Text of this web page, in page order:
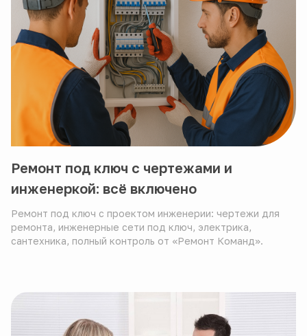
Ремонт под ключ с чертежами и
инженеркой: всё включено
Ремонт под ключ с проектом инженерии: чертежи для
ремонта, инженерные сети под ключ, электрика,
сантехника, полный контроль от «Ремонт Команд».